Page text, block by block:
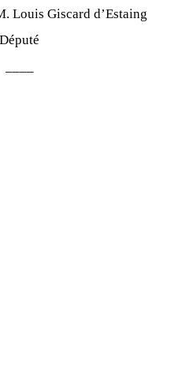
Louis Giscard d’Estaing
Député